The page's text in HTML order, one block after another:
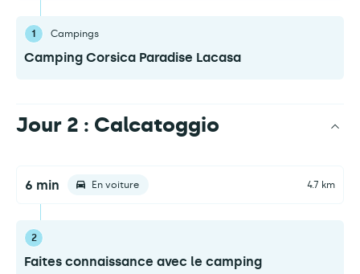
1 Campings
Camping Corsica Paradise Lacasa
Jour 2 : Calcatoggio
6 min En voiture 4.7 km
2
Faites connaissance avec le camping